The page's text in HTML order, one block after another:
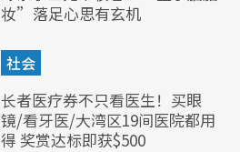
妆”落足心思有玄机
社会
长者医疗券不只看医生！买眼
镜/看牙医/大湾区19间医院都用
得 奖赏达标即获$500